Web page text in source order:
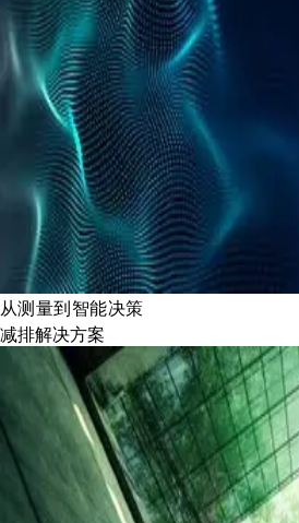
从测量到智能决策
减排解决方案